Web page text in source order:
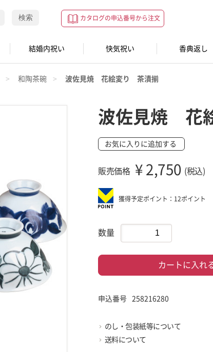
カタログの申込番号から注文
検索
結婚内祝い 快気祝い 香典返し
和陶茶碗 波佐見焼 花絵変り 茶漬揃
波佐見焼 花
お気に入りに追加する
販売価格 ¥ 2,750 (税込)
獲得予定ポイント：12ポイント
数量
カートに入れ
申込番号 258216280
のし・包装紙等について
送料について